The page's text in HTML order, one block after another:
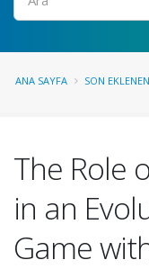
ANA SAYFA SON
The Role
in an
Game